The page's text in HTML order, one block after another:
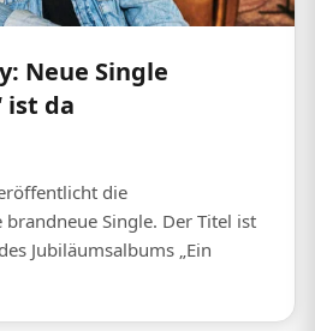
Neue Single
ist da
die
brandneue Single. Der Titel ist
Jubiläumsalbums „Ein